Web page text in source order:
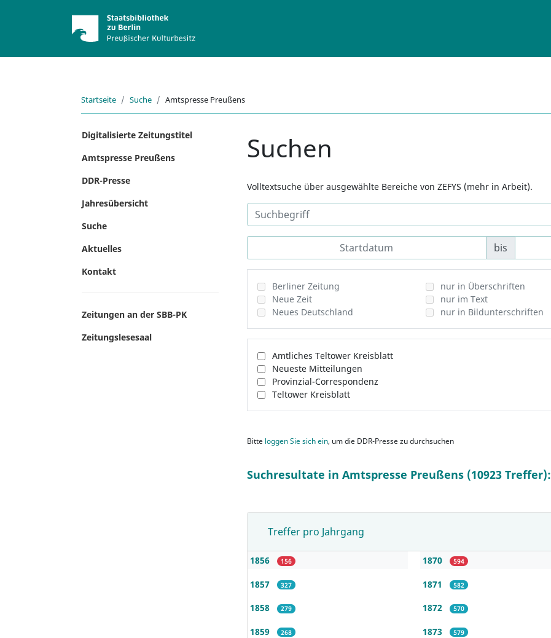
Startseite Suche Amtspresse Preußens
Digitalisierte Zeitungstitel
Amtspresse Preußens
DDR-Presse
Jahresübersicht
Suche
Aktuelles
Kontakt
Zeitungen an der SBB-PK
Zeitungslesesaal
Suchen
Volltextsuche über ausgewählte Bereiche von ZEFYS (mehr in Arbeit).
bis
Berliner Zeitung
Neue Zeit
Neues Deutschland
nur in Überschriften
nur im Text
nur in Bildunterschriften
Amtliches Teltower Kreisblatt
Neueste Mitteilungen
Provinzial-Correspondenz
Teltower Kreisblatt
Bitte loggen Sie sich ein, um die DDR-Presse zu durchsuchen
Suchresultate in Amtspresse Preußens (10923 Treffer):
Treffer pro Jahrgang
1856 156
1857 327
1858 279
1859 268
1870 594
1871 582
1872 570
1873 579